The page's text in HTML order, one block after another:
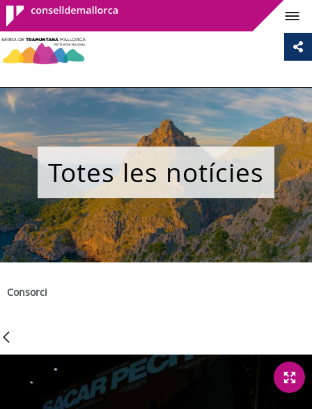
Consell de
Mallorca
Totes les notícies
Consorci